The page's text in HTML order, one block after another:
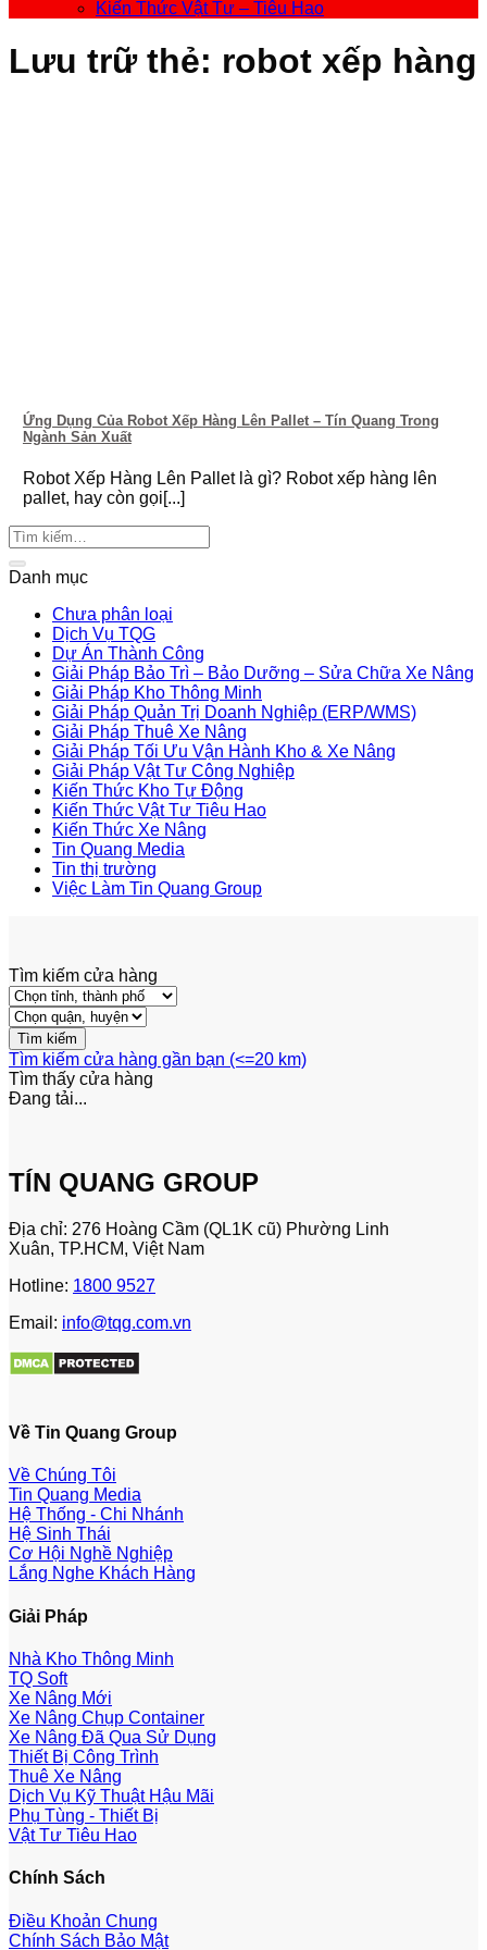
Kiến Thức Vật Tư – Tiêu Hao
Lưu trữ thẻ: robot xếp hàng
Ứng Dụng Của Robot Xếp Hàng Lên Pallet – Tín Quang Trong
Ngành Sản Xuất
Robot Xếp Hàng Lên Pallet là gì? Robot xếp hàng lên
pallet, hay còn gọi[...]
Danh mục
Chưa phân loại
Dịch Vụ TQG
Dự Án Thành Công
Giải Pháp Bảo Trì – Bảo Dưỡng – Sửa Chữa Xe Nâng
Giải Pháp Kho Thông Minh
Giải Pháp Quản Trị Doanh Nghiệp (ERP/WMS)
Giải Pháp Thuê Xe Nâng
Giải Pháp Tối Ưu Vận Hành Kho & Xe Nâng
Giải Pháp Vật Tư Công Nghiệp
Kiến Thức Kho Tự Động
Kiến Thức Vật Tư Tiêu Hao
Kiến Thức Xe Nâng
Tin Quang Media
Tin thị trường
Việc Làm Tin Quang Group
Tìm kiếm cửa hàng
Tìm kiếm cửa hàng gần bạn (<=20 km)
Tìm thấy cửa hàng
Đang tải...
TÍN QUANG GROUP
Địa chỉ: 276 Hoàng Cầm (QL1K cũ) Phường Linh
Xuân, TP.HCM, Việt Nam
Hotline: 1800 9527
Email: info@tqg.com.vn
Về Tin Quang Group
Về Chúng Tôi
Tin Quang Media
Hệ Thống - Chi Nhánh
Hệ Sinh Thái
Cơ Hội Nghề Nghiệp
Lắng Nghe Khách Hàng
Giải Pháp
Nhà Kho Thông Minh
TQ Soft
Xe Nâng Mới
Xe Nâng Chụp Container
Xe Nâng Đã Qua Sử Dụng
Thiết Bị Công Trình
Thuê Xe Nâng
Dịch Vụ Kỹ Thuật Hậu Mãi
Phụ Tùng - Thiết Bị
Vật Tư Tiêu Hao
Chính Sách
Điều Khoản Chung
Chính Sách Bảo Mật